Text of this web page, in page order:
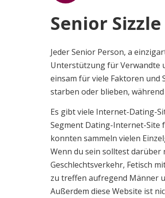
Senior
Jeder Senior Person, a
Unterstützung für Verwandte
einsam für viele Faktoren und
starben oder blieben,
Es gibt viele Internet-Dating-
Segment Dating-Internet-Site
konnten sammeln vielen
Wenn du sein solltest
Geschlechtsverkehr, Fetisch
zu treffen aufregend Männer
Außerdem diese Website ist